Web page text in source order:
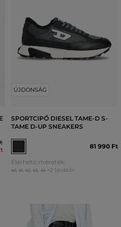
ÚJDONSÁG
SPORTCIPŐ DIESEL TAME-D S-
TAME D-UP SNEAKERS
81 990 Ft
Elérhető méretek:
40, 41 42 43 44 +2 további